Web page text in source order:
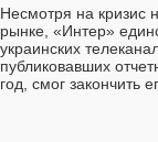
Несмотря на кризис
рынке, «Интер»
украинских
публиковавших
год, смог закончить